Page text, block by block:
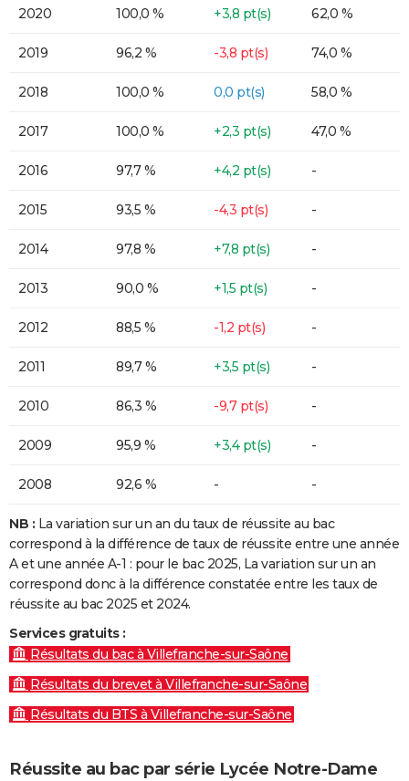
2020 100,0 % +3,8 pt(s) 62,0 %
2019 96,2 % -3,8 pt(s) 74,0 %
2018 100,0 % 0,0 pt(s) 58,0 %
2017 100,0 % +2,3 pt(s) 47,0 %
2016 97,7 % +4,2 pt(s) -
2015 93,5 % -4,3 pt(s) -
2014 97,8 % +7,8 pt(s) -
2013 90,0 % +1,5 pt(s) -
2012 88,5 % -1,2 pt(s) -
2011 89,7 % +3,5 pt(s) -
2010 86,3 % -9,7 pt(s) -
2009 95,9 % +3,4 pt(s) -
2008 92,6 % - -
NB : La variation sur un an du taux de réussite au bac
correspond à la différence de taux de réussite entre une année
A et une année A-1 : pour le bac 2025, La variation sur un an
correspond donc à la différence constatée entre les taux de
réussite au bac 2025 et 2024.
Services gratuits :
Résultats du bac à Villefranche-sur-Saône
Résultats du brevet à Villefranche-sur-Saône
Résultats du BTS à Villefranche-sur-Saône
Réussite au bac par série Lycée Notre-Dame